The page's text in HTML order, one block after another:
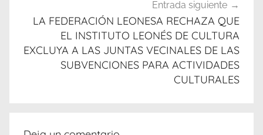
Entrada siguiente
LA FEDERACIÓN LEONESA RECHAZA QUE
EL INSTITUTO LEONÉS DE CULTURA
EXCLUYA A LAS JUNTAS VECINALES DE LAS
SUBVENCIONES PARA ACTIVIDADES
CULTURALES